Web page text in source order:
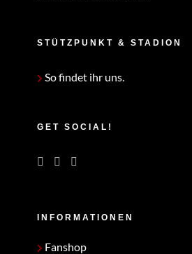
STÜTZPUNKT & STADION
So findet ihr uns.
GET SOCIAL!
INFORMATIONEN
Fanshop